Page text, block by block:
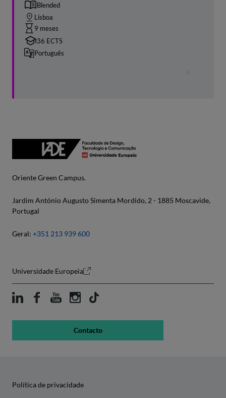
Blended
Lisboa
9 meses
36 ECTS
Português
Oriente Green Campus.
Jardim António Augusto Simenta Mordido, 2 - 1885 Moscavide,
Portugal
Geral: +351 213 939 600
Universidade Europeia
Contacto
Política de privacidade